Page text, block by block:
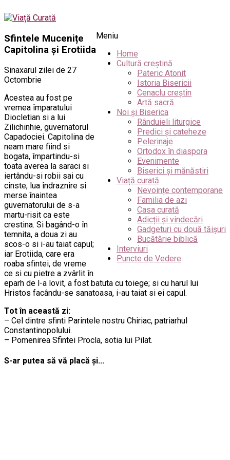
Meniu
Home
Cultură creștină
Pateric Atonit
Istoria Bisericii
Cenaclu creștin
Artă sacră
Noi și Biserica
Rânduieli liturgice
Predici și cateheze
Pelerinaje
Ortodox în diaspora
Evenimente
Biserici și mănăstiri
Viață curată
Nevoințe contemporane
Familia de azi
Casa curată
Adicții și vindecări
Gadgeturi cu două tăișuri
Bucătărie biblică
Interviuri
Puncte de Vedere
Sfintele Mucenițe
Capitolina și Erotiida
Sinaxarul zilei de 27
Octombrie
Acestea au fost pe
vremea împaratului
Diocletian si a lui
Zilichinhie, guvernatorul
Capadociei. Capitolina de
neam mare fiind si
bogata, împartindu-si
toata averea la saraci si
iertându-si robii sai cu
cinste, lua îndraznire si
merse înaintea
guvernatorului de s-a
martu-risit ca este
crestina. Si bagând-o în
temnita, a doua zi au
scos-o si i-au taiat capul;
iar Erotiida, care era
roaba sfintei, de vreme
ce si cu pietre a zvârlit în
eparh de l-a lovit, a fost batuta cu toiege; si cu harul lui
Hristos facându-se sanatoasa, i-au taiat si ei capul.
Tot în această zi:
– Cel dintre sfinti Parintele nostru Chiriac, patriarhul
Constantinopolului.
– Pomenirea Sfintei Procla, sotia lui Pilat.
S-ar putea să vă placă și...